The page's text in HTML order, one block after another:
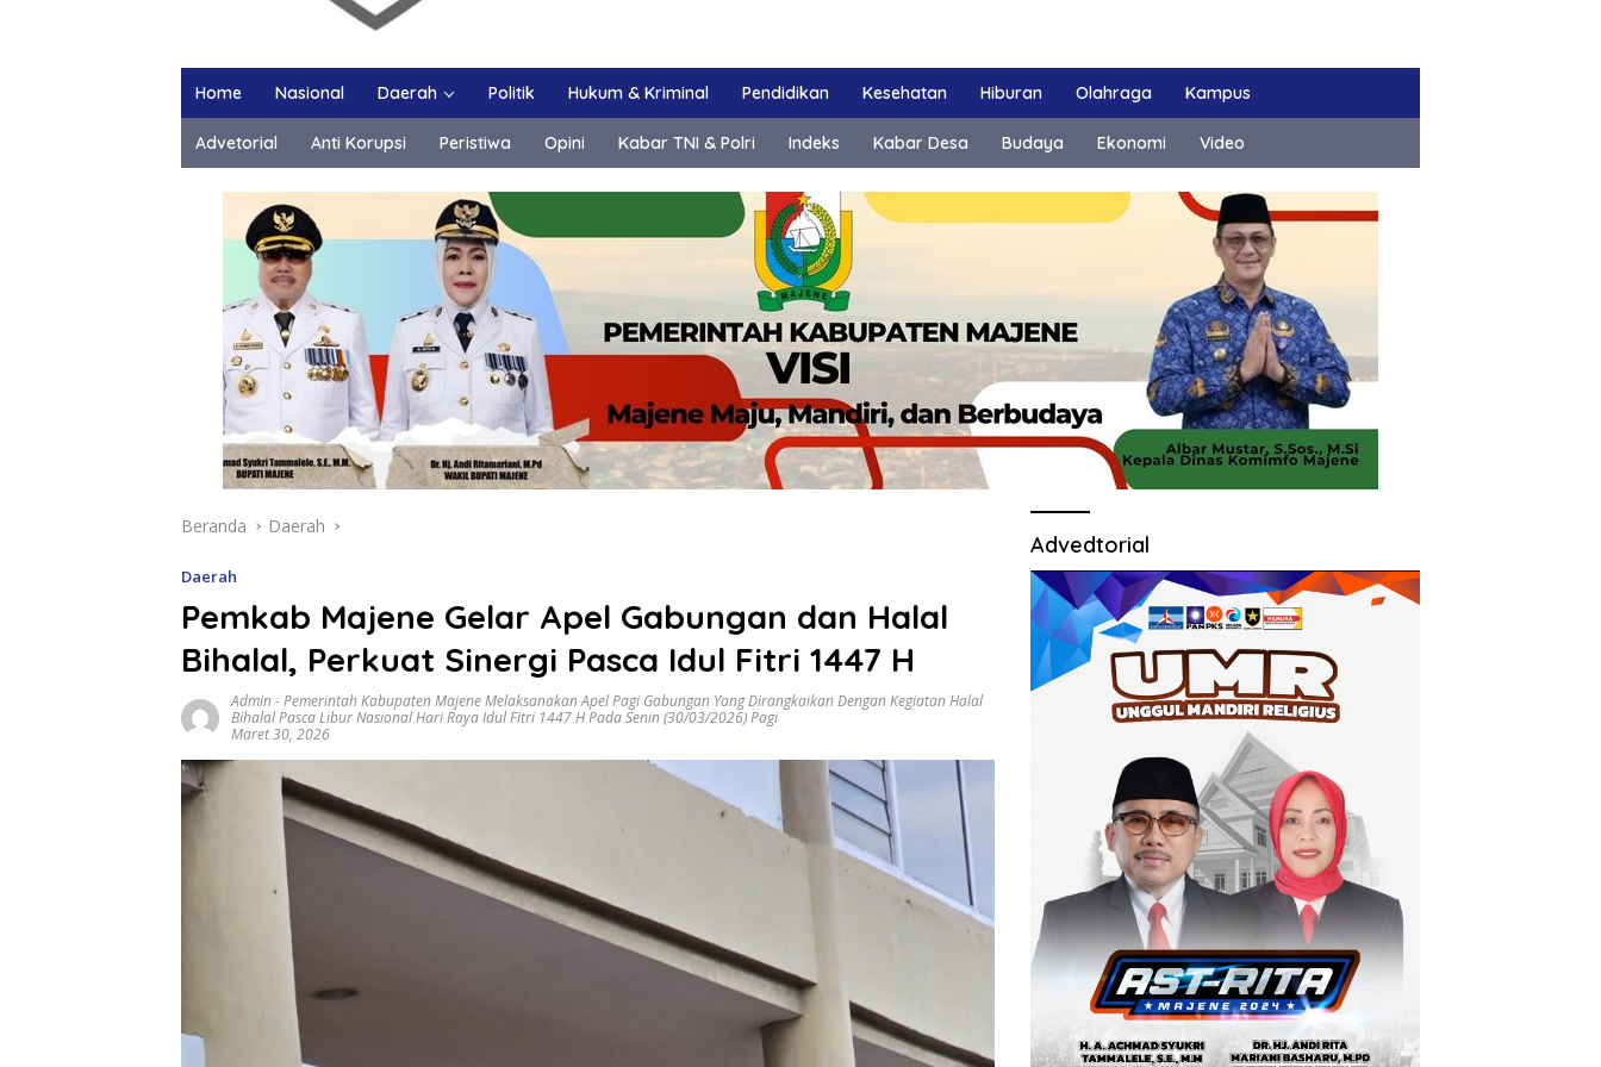
Home Nasional Daerah Politik Hukum & Kriminal Pendidikan Kesehatan Hiburan Olahraga Kampus
Advetorial Anti Korupsi Peristiwa Opini Kabar TNI & Polri Indeks Kabar Desa Budaya Ekonomi Video
Beranda Daerah
Daerah
Pemkab Majene Gelar Apel Gabungan dan Halal
Bihalal, Perkuat Sinergi Pasca Idul Fitri 1447 H
Admin-Pemerintah Kabupaten Majene Melaksanakan Apel Pagi Gabungan Yang Dirangkaikan Dengan Kegiatan Halal
Bihalal Pasca Libur Nasional Hari Raya Idul Fitri 1447 H Pada Senin (30/03/2026) Pagi
Maret 30, 2026
Advedtorial